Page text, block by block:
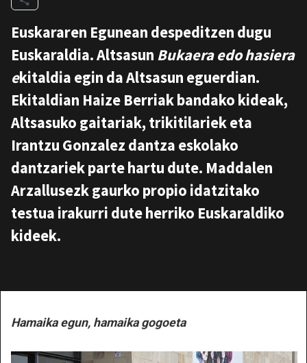
Euskararen Egunean despeditzen dugu
Euskaraldia. Altsasun Bukaera edo hasiera
ekitaldia egin da Altsasun eguerdian.
Ekitaldian Haize Berriak bandako kideak,
Altsasuko gaitariak, trikitilariek eta
Irantzu Gonzalez dantza eskolako
dantzariek parte hartu dute. Maddalen
Arzallusezk gaurko propio idatzitako
testua irakurri dute herriko Euskaraldiko
kideek.
Hamaika egun, hamaika gogoeta